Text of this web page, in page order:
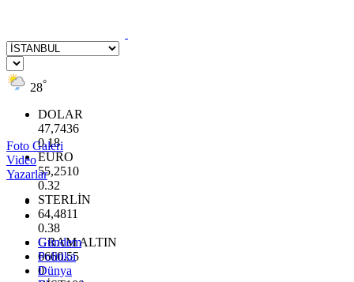
28°
DOLAR
47,7436
0.18
EURO
55,2510
0.32
STERLİN
64,4811
0.38
GRAM ALTIN
6660.55
0
Foto Galeri
Video
Yazarlar
Gündem
Politika
Dünya